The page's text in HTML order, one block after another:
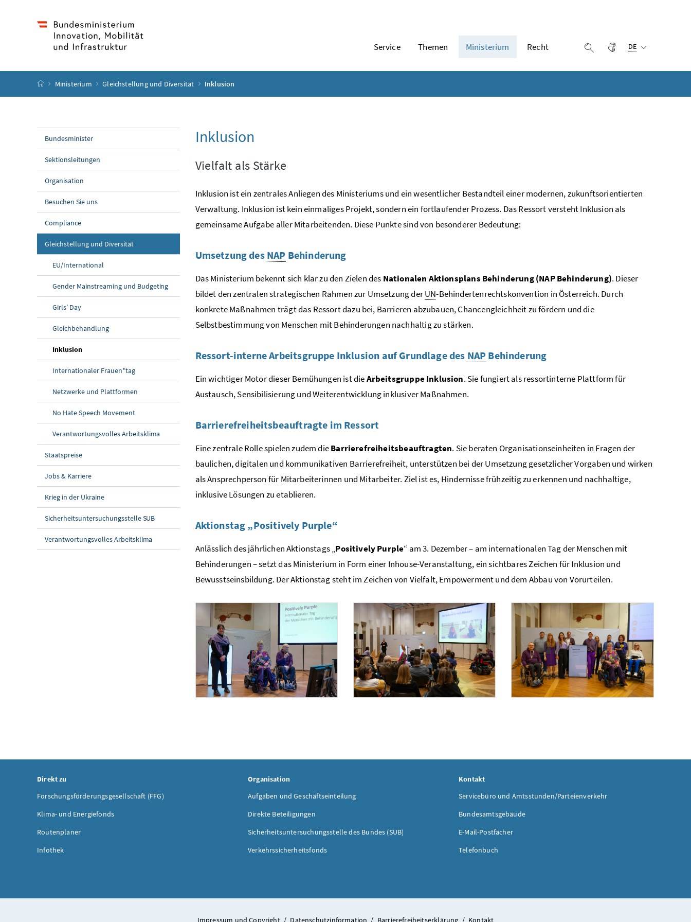
Service Themen Ministerium Recht Suche einblenden
Gebärdensprache
DE
Startseite
Ministerium Gleichstellung und Diversität Inklusion
Bundesminister
Sektionsleitungen
Organisation
Besuchen Sie uns
Compliance
Gleichstellung und Diversität
EU/International
Gender Mainstreaming und Budgeting
Girls’ Day
Gleichbehandlung
Inklusion(aktuelle Seite)
Internationaler Frauen*tag
Netzwerke und Plattformen
No Hate Speech Movement
Verantwortungsvolles Arbeitsklima
Staatspreise
Jobs & Karriere
Krieg in der Ukraine
Sicherheitsuntersuchungsstelle SUB
Verantwortungsvolles Arbeitsklima
Inklusion
Vielfalt als Stärke
Inklusion ist ein zentrales Anliegen des Ministeriums und ein wesentlicher Bestandteil einer modernen, zukunftsorientierten
Verwaltung. Inklusion ist kein einmaliges Projekt, sondern ein fortlaufender Prozess. DasRessortversteht Inklusion als
gemeinsame Aufgabe aller Mitarbeitenden. Diese Punkte sind von besonderer Bedeutung:
Umsetzung des NAP Behinderung
Das Ministerium bekennt sich klar zu den Zielen des Nationalen Aktionsplans Behinderung (NAP Behinderung). Dieser
bildet den zentralen strategischen Rahmen zur Umsetzung derUN-Behindertenrechtskonvention in Österreich. Durch
konkrete Maßnahmen trägt das Ressort dazu bei, Barrieren abzubauen,Chancengleichheit zu fördern und die
Selbstbestimmung von Menschen mit Behinderungen nachhaltig zu stärken.
Ressort-interne Arbeitsgruppe Inklusion auf Grundlage des NAP Behinderung
Ein wichtiger Motor dieser Bemühungen ist dieArbeitsgruppe Inklusion. Sie fungiert alsressortinterne Plattform für
Austausch, Sensibilisierung und Weiterentwicklung inklusiver Maßnahmen.
Barrierefreiheitsbeauftragte im Ressort
Eine zentrale Rolle spielen zudem dieBarrierefreiheitsbeauftragten. Sie beraten Organisationseinheiten in Fragen der
baulichen, digitalen und kommunikativen Barrierefreiheit, unterstützen bei der Umsetzung gesetzlicher Vorgaben und wirken
als Ansprechperson für Mitarbeiterinnen und Mitarbeiter. Ziel ist es, Hindernisse frühzeitig zu erkennen und nachhaltige,
inklusive Lösungen zu etablieren.
Aktionstag „Positively Purple“
Anlässlich des jährlichen Aktionstags „Positively Purple“ am 3. Dezember – am internationalen Tag der Menschen mit
Behinderungen – setzt das Ministerium in Form einer Inhouse-Veranstaltung, ein sichtbares Zeichen für Inklusion und
Bewusstseinsbildung. Der Aktionstag steht im Zeichen von Vielfalt,Empowermentund dem Abbau von Vorurteilen.
Direkt zu
Forschungsförderungsgesellschaft (FFG)
Klima- und Energiefonds
Routenplaner
Infothek
Organisation
Aufgaben und Geschäftseinteilung
Direkte Beteiligungen
Sicherheitsuntersuchungsstelle des Bundes (SUB)
Verkehrssicherheitsfonds
Kontakt
Servicebüro und Amtsstunden/Parteienverkehr
Bundesamtsgebäude
E-Mail-Postfächer
Telefonbuch
Impressum und Copyright / Datenschutzinformation / Barrierefreiheitserklärung / Kontakt